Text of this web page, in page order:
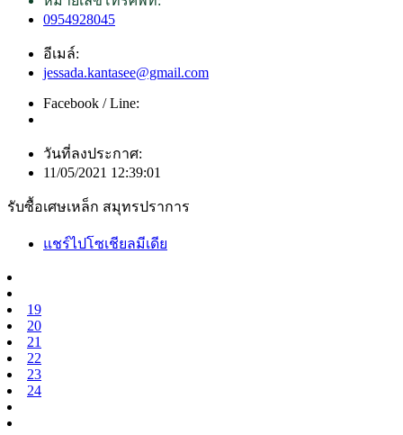
0954928045
อีเมล์:
jessada.kantasee@gmail.com
Facebook / Line:
วันที่ลงประกาศ:
11/05/2021 12:39:01
รับซื้อเศษเหล็ก สมุทรปราการ
แชร์ไปโซเชียลมีเดีย
19
20
21
22
23
24